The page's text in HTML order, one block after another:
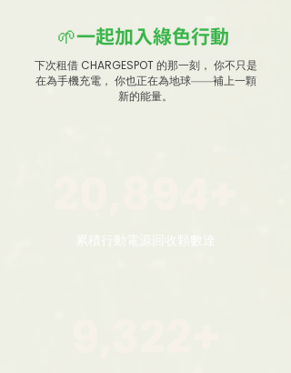
🌱一起加入綠色行動 ​
下次租借 CHARGESPOT的那一刻， 你不只是
在為手機充電， 你也正在為地球——補上一顆
新的能量。
累積行動電源回收顆數達